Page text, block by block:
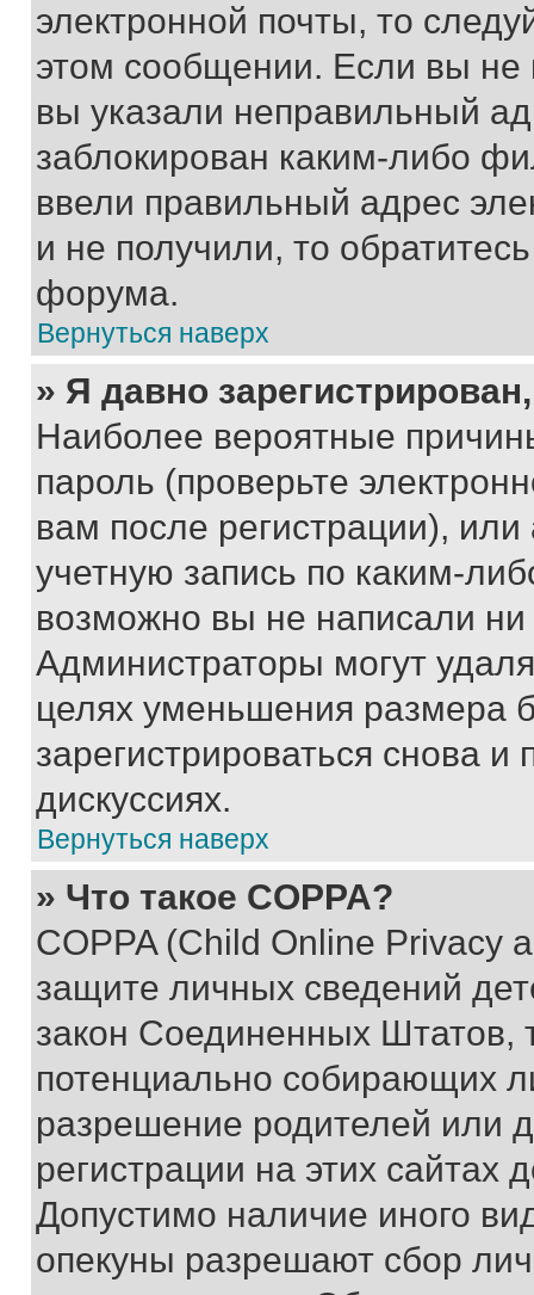
электронной почты, то
этом сообщении. Если вы
вы указали неправильный
заблокирован каким-либо
ввели правильный адрес
и не получили, то
форума.
Вернуться наверх
» Я давно
Наиболее вероятные
пароль (проверьте
вам после регистрации),
учетную запись по каким-
возможно вы не написали
Администраторы могут
целях уменьшения размера
зарегистрироваться снова и
дискуссиях.
Вернуться наверх
» Что такое COPPA?
COPPA (Child Online Privacy
защите личных сведений
закон Соединенных Штатов,
потенциально собирающих
разрешение родителей или
регистрации на этих сайтах
Допустимо наличие иного
опекуны разрешают сбор